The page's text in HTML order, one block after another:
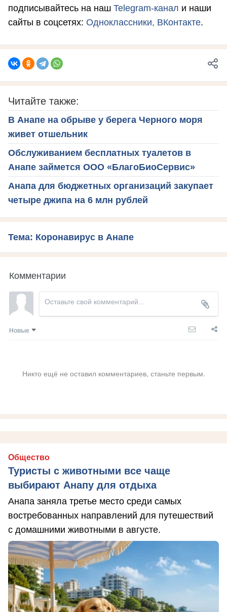
подписывайтесь на наш Telegram-канал и наши
сайты в соцсетях: Одноклассники, ВКонтакте.
Читайте также:
В Анапе на обрыве у берега Черного моря
живет отшельник
Обслуживанием бесплатных туалетов в
Анапе займется ООО «БлагоБиоСервис»
Анапа для бюджетных организаций закупает
четыре джипа на 6 млн рублей
Тема: Коронавирус в Анапе
Комментарии
Новые
Никто ещё не оставил комментариев, станьте первым.
Общество
Туристы с животными все чаще
выбирают Анапу для отдыха
Анапа заняла третье место среди самых
востребованных направлений для путешествий
с домашними животными в августе.